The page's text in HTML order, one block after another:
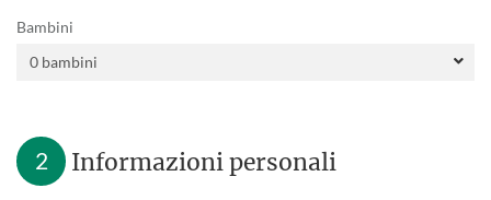
Bambini
2 Informazioni personali